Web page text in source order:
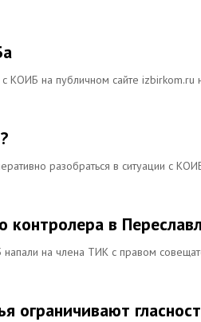
с КОИБ на публичном сайте
разобраться в ситуации с
в
на члена ТИК с правом
ограничивают